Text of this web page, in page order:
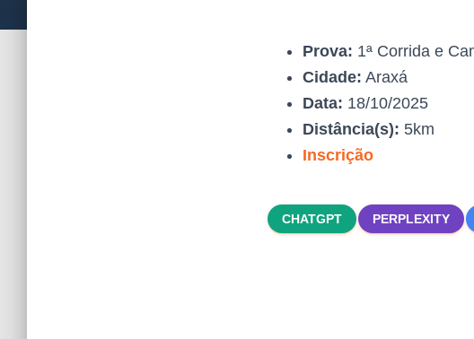
Prova: 1ª Corrida e
Cidade: Araxá
Data: 18/10/2025
Distância(s): 5km
Inscrição
CHATGPT PERPLEXITY